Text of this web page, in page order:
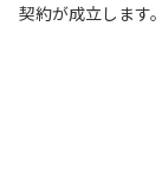
契約が成立します。